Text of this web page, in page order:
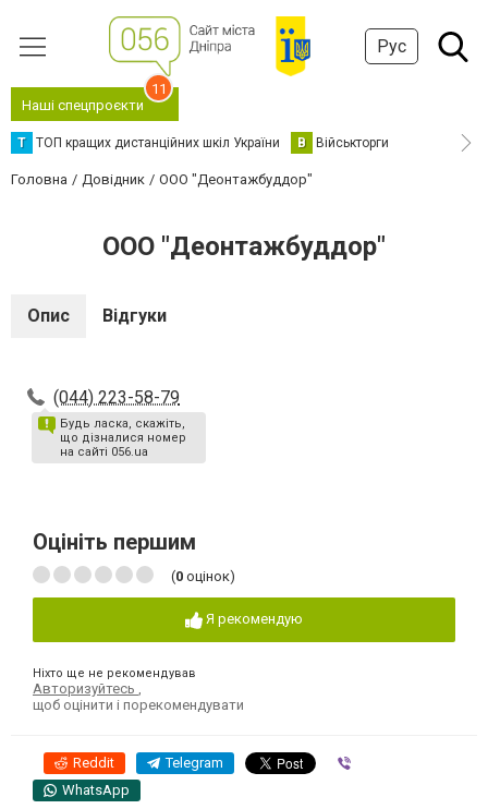
Рус
Наші спецпроєкти
11
Т ТОП кращих дистанційних шкіл України В Військторги
Головна Довідник ООО "Деонтажбуддор"
ООО "Деонтажбуддор"
Опис Відгуки
(044) 223-58-79
Будь ласка, скажіть,
що дізналися номер
на сайті 056.ua
Оцініть першим
(0 оцінок)
Я рекомендую
Ніхто ще не рекомендував
Авторизуйтесь
щоб оцінити і порекомендувати
Reddit Telegram
WhatsApp